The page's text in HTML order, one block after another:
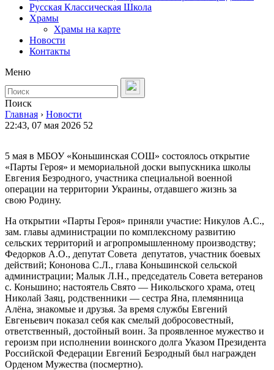
Русская Классическая Школа
Храмы
Храмы на карте
Новости
Контакты
Меню
Поиск
Главная › Новости
22:43, 07 мая 2026 52
5 мая в МБОУ «Коньшинская СОШ» состоялось открытие
«Парты Героя» и мемориальной доски выпускника школы
Евгения Безродного, участника специальной военной
операции на территории Украины, отдавшего жизнь за
свою Родину.
На открытии «Парты Героя» приняли участие: Никулов А.С.,
зам. главы администрации по комплексному развитию
сельских территорий и агропромышленному производству;
Федорков А.О., депутат Совета депутатов, участник боевых
действий; Кононова С.Л., глава Коньшинской сельской
администрации; Малык Л.Н., председатель Совета ветеранов
с. Коньшино; настоятель Свято — Никольского храма, отец
Николай Заяц, родственники — сестра Яна, племянница
Алёна, знакомые и друзья. За время службы Евгений
Евгеньевич показал себя как смелый добросовестный,
ответственный, достойный воин. За проявленное мужество и
героизм при исполнении воинского долга Указом Президента
Российской Федерации Евгений Безродный был награжден
Орденом Мужества (посмертно).